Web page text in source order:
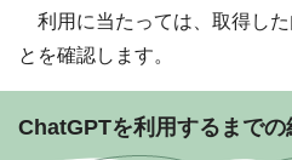
利用に当たっては、取得し
とを確認します。
ChatGPTを利用するまでの